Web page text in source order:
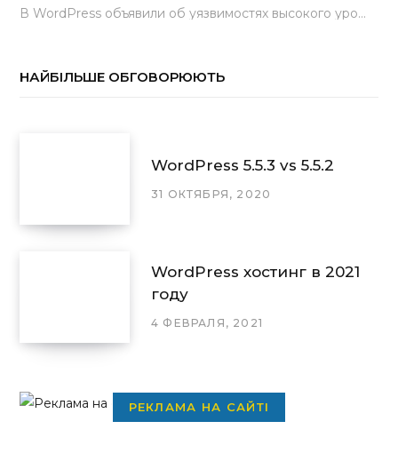
В WordPress объявили об уязвимостях высокого уровня, найденных основной командой разработчиков. В сообщении говорится, что…
НАЙБІЛЬШЕ ОБГОВОРЮЮТЬ
WordPress 5.5.3 vs 5.5.2
31 ОКТЯБРЯ, 2020
WordPress хостинг в 2021
году
4 ФЕВРАЛЯ, 2021
РЕКЛАМА НА САЙТІ